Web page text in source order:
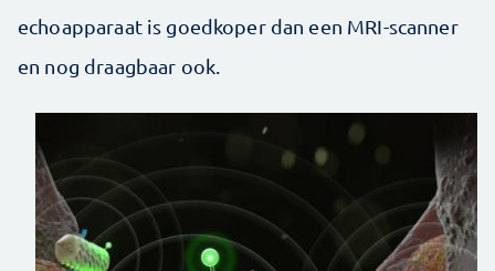
echoapparaat is goedkoper dan een MRI-scanner
en nog draagbaar ook.